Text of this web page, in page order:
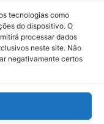
tecnologias como
do dispositivo. O
processar dados
neste site. Não
negativamente certos
Brasil, Juliana
Aviso Legal